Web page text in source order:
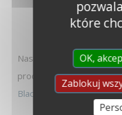
delikatnie
papierem
Następnie można
produktem
Black Bison®.
które
OK,
Zablokuj